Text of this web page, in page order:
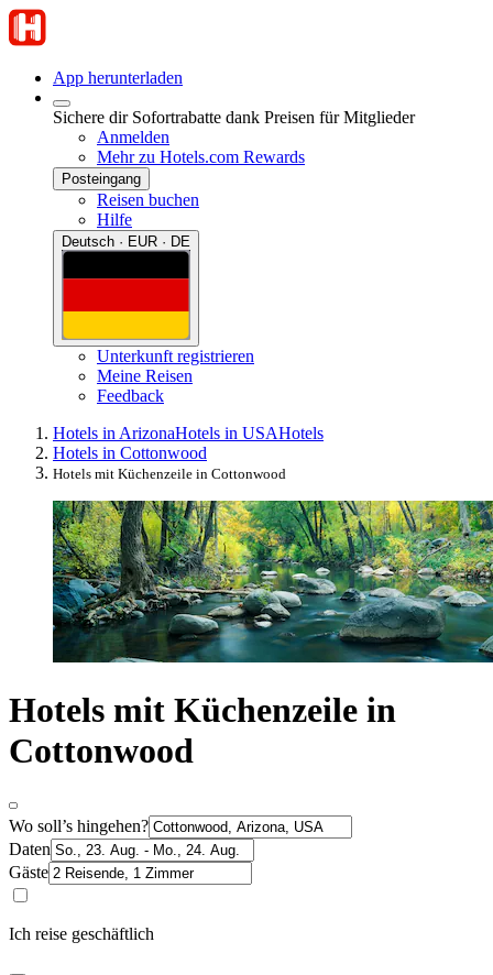
App herunterladen
Sichere dir Sofortrabatte dank Preisen für Mitglieder
Anmelden
Mehr zu Hotels.com Rewards
Posteingang
Reisen buchen
Hilfe
Deutsch · EUR · DE
Unterkunft registrieren
Meine Reisen
Feedback
Hotels in ArizonaHotels in USAHotels
Hotels in Cottonwood
Hotels mit Küchenzeile in Cottonwood
Hotels mit Küchenzeile in
Cottonwood
Wo soll’s hingehen?
Daten
Gäste
Ich reise geschäftlich